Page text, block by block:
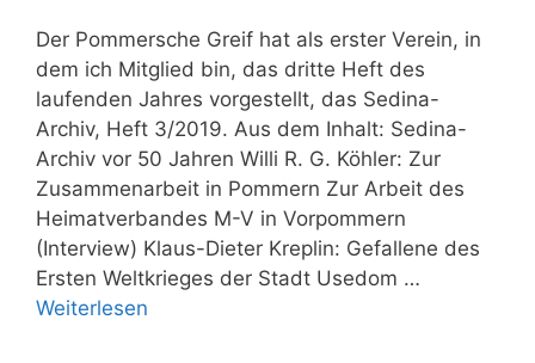
Der Pommersche Greif hat als erster Verein, in
dem ich Mitglied bin, das dritte Heft des
laufenden Jahres vorgestellt, das Sedina-
Archiv, Heft 3/2019. Aus dem Inhalt: Sedina-
Archiv vor 50 Jahren Willi R. G. Köhler: Zur
Zusammenarbeit in Pommern Zur Arbeit des
Heimatverbandes M-V in Vorpommern
(Interview) Klaus-Dieter Kreplin: Gefallene des
Ersten Weltkrieges der Stadt Usedom …
Weiterlesen